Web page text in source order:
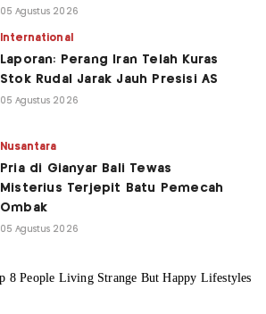
05 Agustus 2026
International
Laporan: Perang Iran Telah Kuras
Stok Rudal Jarak Jauh Presisi AS
05 Agustus 2026
Nusantara
Pria di Gianyar Bali Tewas
Misterius Terjepit Batu Pemecah
Ombak
05 Agustus 2026